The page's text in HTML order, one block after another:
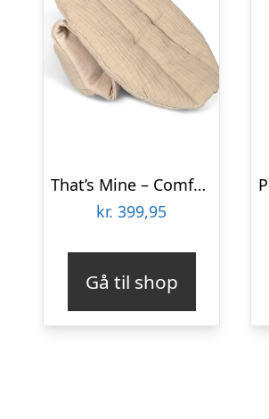
That’s Mine – Comfy me – Feather grey
kr. 399,95
Gå til shop